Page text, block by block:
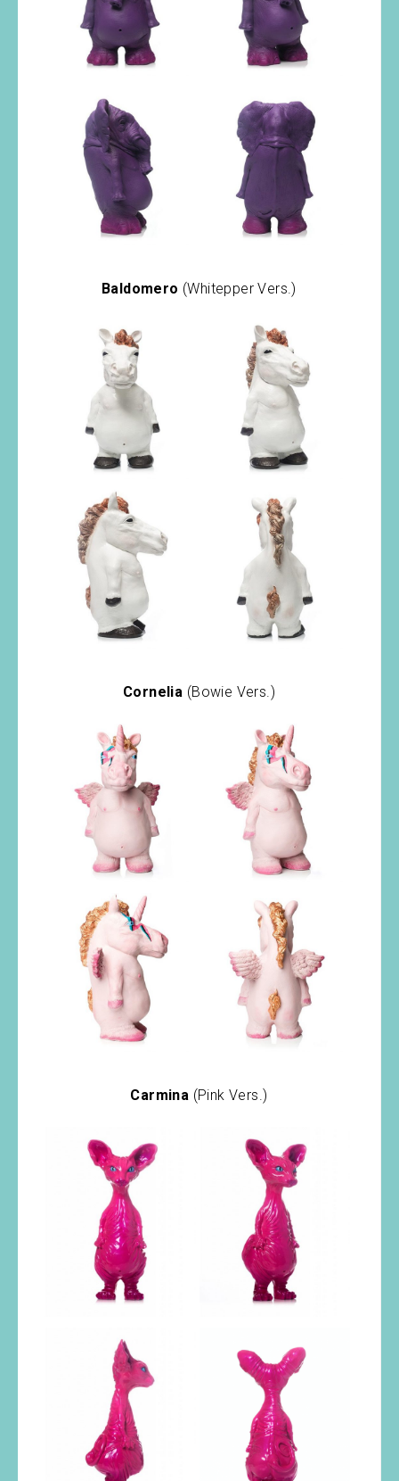
Baldomero (Whitepper Vers.)
Cornelia (Bowie Vers.)
Carmina (Pink Vers.)